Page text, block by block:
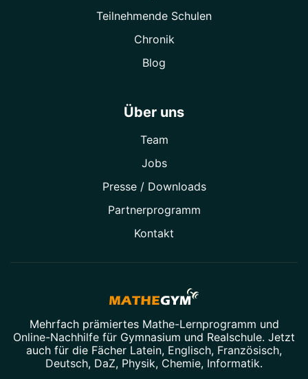
Teilnehmende Schulen
Chronik
Blog
Über uns
Team
Jobs
Presse / Downloads
Partner­programm
Kontakt
Mehrfach prämiertes Mathe-Lernprogramm und
Online-Nachhilfe für Gymnasium und Realschule. Jetzt
auch für die Fächer Latein, Englisch, Französisch,
Deutsch, DaZ, Physik, Chemie, Informatik.